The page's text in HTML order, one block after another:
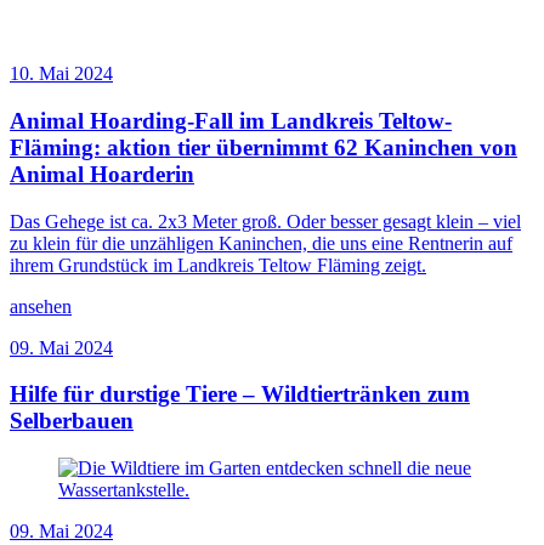
10. Mai 2024
Animal Hoarding-Fall im Landkreis Teltow-
Fläming: aktion tier übernimmt 62 Kaninchen von
Animal Hoarderin
Das Gehege ist ca. 2x3 Meter groß. Oder besser gesagt klein – viel
zu klein für die unzähligen Kaninchen, die uns eine Rentnerin auf
ihrem Grundstück im Landkreis Teltow Fläming zeigt.
ansehen
09. Mai 2024
Hilfe für durstige Tiere – Wildtiertränken zum
Selberbauen
09. Mai 2024